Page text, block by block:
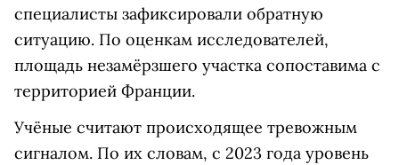
специалисты зафиксировали обратную
ситуацию. По оценкам исследователей,
площадь незамёрзшего участка сопоставима с
территорией Франции.
Учёные считают происходящее тревожным
сигналом. По их словам, с 2023 года уровень